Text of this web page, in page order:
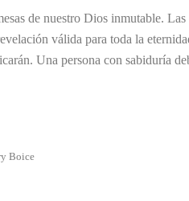
de nuestro Dios inmutable.
válida para toda la
Una persona con sabiduría
Boice